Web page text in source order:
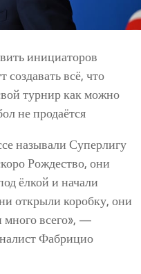
инициаторов
всё, что
турнир как можно
не продаётся
называли Суперлигу
Рождество, они
ёлкой и начали
открыли коробку, они
много всего», —
Фабрицио